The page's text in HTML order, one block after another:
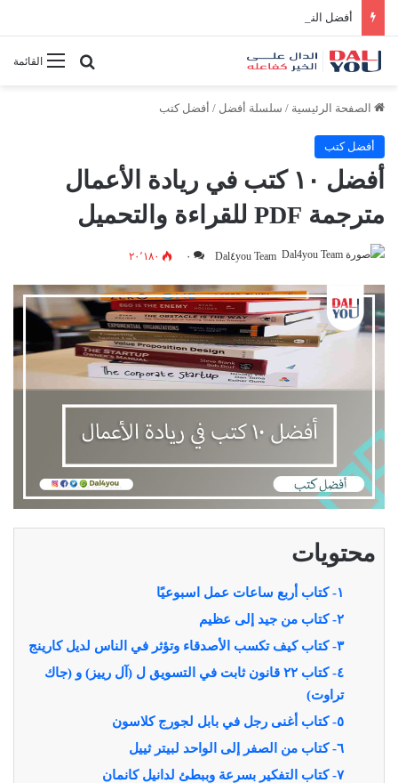
أفضل النصائح لإدارة الوقت بفعالية
القائمةبحث عن
الصفحة الرئيسية / سلسلة أفضل / أفضل كتب
أفضل كتب
أفضل ١٠ كتب في ريادة الأعمال
مترجمة PDF للقراءة والتحميل
Dal٤you Team ٠ ٢٠٬١٨٠
محتويات
١- كتاب أربع ساعات عمل اسبوعيًا
٢- كتاب من جيد إلى عظيم
٣- كتاب كيف تكسب الأصدقاء وتؤثر في الناس لديل كارينج
٤- كتاب ٢٢ قانون ثابت في التسويق ل (آل رييز) و (جاك
تراوت)
٥-
كتاب أغنى رجل في بابل لجورج كلاسون
٦- كتاب من الصفر إلى الواحد لبيتر ثييل
٧- كتاب التفكير بسرعة وببطئ لدانيل كانمان